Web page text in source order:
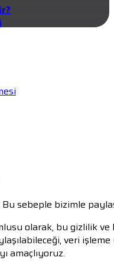
sebeple bizimle
olarak, bu gizlilik
veri
amaçlıyoruz.